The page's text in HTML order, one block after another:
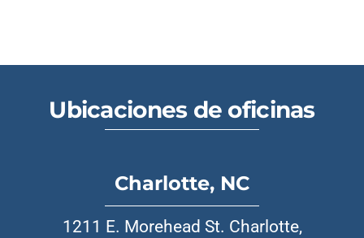
Ubicaciones de oficinas
Charlotte, NC
1211 E. Morehead St. Charlotte,